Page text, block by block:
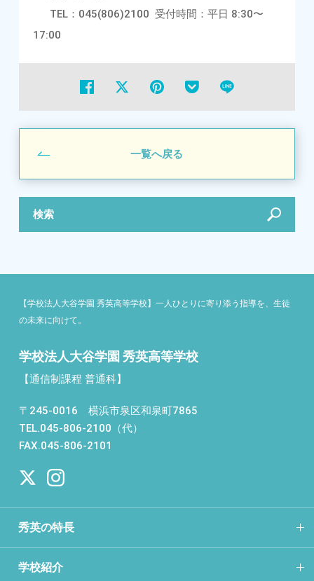
TEL：045(806)2100 受付時間：平日 8:30〜
17:00
一覧へ戻る
検索
【学校法人大谷学園 秀英高等学校】一人ひとりに寄り添う指導を、生徒
の未来に向けて。
学校法人大谷学園 秀英高等学校
【通信制課程 普通科】
〒245-0016 横浜市泉区和泉町7865
TEL.045-806-2100（代）
FAX.045-806-2101
秀英の特長
学校紹介